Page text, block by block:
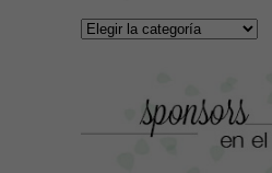
Categorías